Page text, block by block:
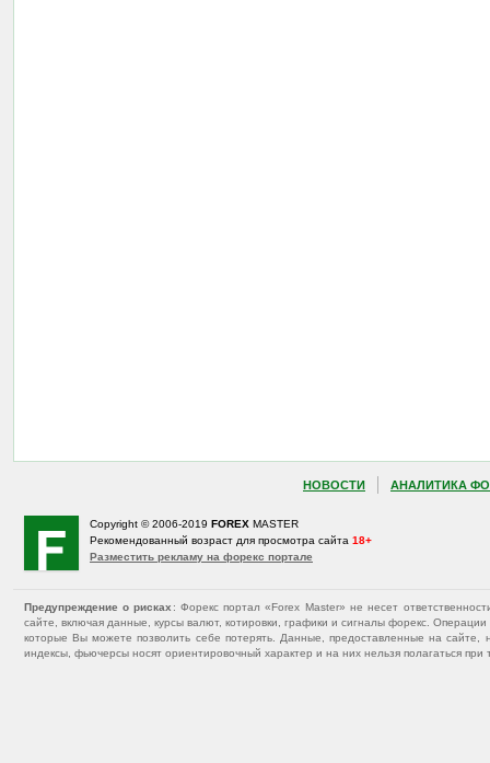
НОВОСТИ АНАЛИТИКА
Copyright © 2006-2019 FOREX MASTER
Рекомендованный возраст для просмотра сайта 18+
Разместить рекламу на форекс портале
Предупреждение о рисках : Форекс портал «Forex Master» не несет
сайте, включая данные, курсы валют, котировки, графики и сигналы форекс.
которые Вы можете позволить себе потерять. Данные, предоставленные на
индексы, фьючерсы носят ориентировочный характер и на них нельзя полагаться при